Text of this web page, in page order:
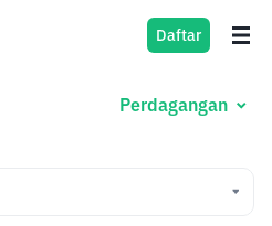
Daftar
Perdagangan